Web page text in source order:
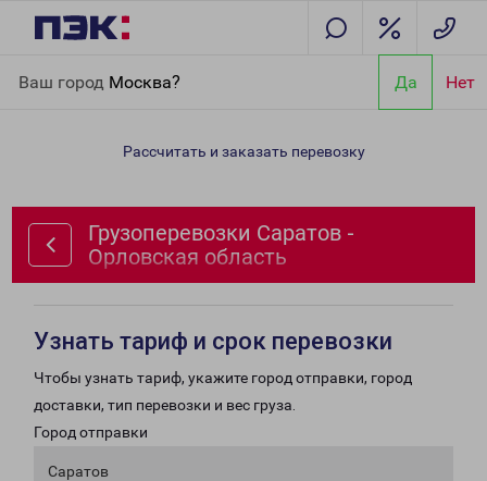
Ваш город Москва? Да Нет
область
Рассчитать и заказать перевозку
Грузоперевозки Саратов -
Орловская область
Узнать тариф и срок перевозки
Чтобы узнать тариф, укажите город отправки, город
доставки, тип перевозки и вес груза.
Город отправки
Саратов